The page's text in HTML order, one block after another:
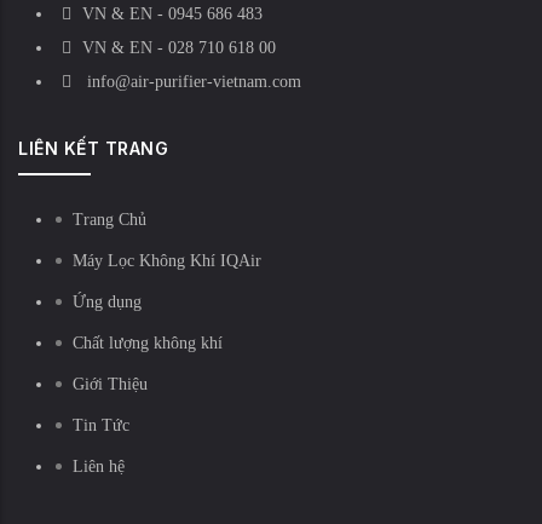
VN & EN - 0945 686 483
VN & EN - 028 710 618 00
info@air-purifier-vietnam.com
LIÊN KẾT TRANG
Trang Chủ
Máy Lọc Không Khí IQAir
Ứng dụng
Chất lượng không khí
Giới Thiệu
Tin Tức
Liên hệ